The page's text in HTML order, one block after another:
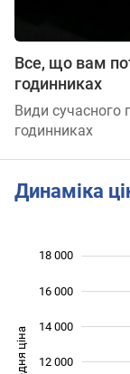
Все, що вам
годинниках
Види сучасного
годинниках
Динаміка
10 000
12 000
14 000
16 000
18 000